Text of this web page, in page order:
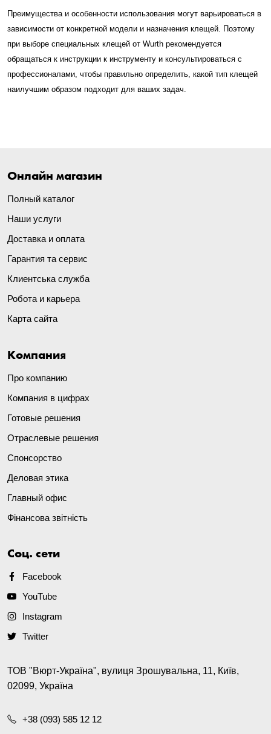
Преимущества и особенности использования могут варьироваться в
зависимости от конкретной модели и назначения клещей. Поэтому
при выборе специальных клещей от Wurth рекомендуется
обращаться к инструкции к инструменту и консультироваться с
профессионалами, чтобы правильно определить, какой тип клещей
наилучшим образом подходит для ваших задач.
Онлайн магазин
Полный каталог
Наши услуги
Доставка и оплата
Гарантия та сервис
Клиентська служба
Робота и карьера
Карта сайта
Компания
Про компанию
Компания в цифрах
Готовые решения
Отраслевые решения
Спонсорство
Деловая этика
Главный офис
Фінансова звітність
Соц. сети
Facebook
YouTube
Instagram
Twitter
ТОВ "Вюрт-Україна", вулиця Зрошувальна, 11, Київ,
02099, Україна
+38 (093) 585 12 12